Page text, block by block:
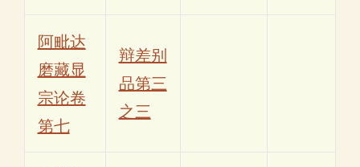
阿毗达
磨藏显
宗论卷
第七
辩差别
品第三
之三